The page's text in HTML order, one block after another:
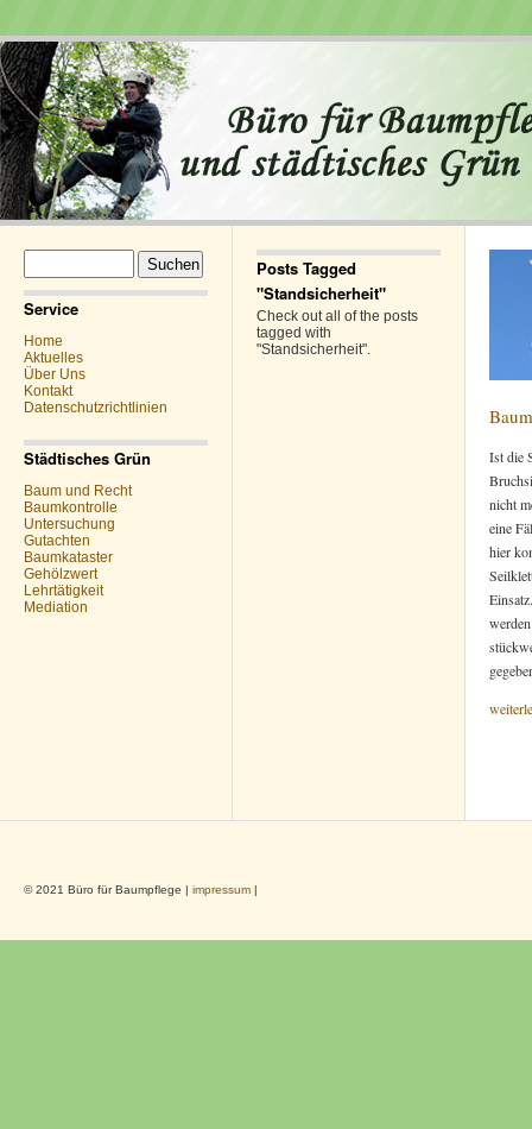
nach:
Service
Home
Aktuelles
Über Uns
Kontakt
Datenschutzrichtlinien
Städtisches Grün
Baum und Recht
Baumkontrolle
Untersuchung
Gutachten
Baumkataster
Gehölzwert
Lehrtätigkeit
Mediation
Posts Tagged
"Standsicherheit"
Check out all of the posts
tagged with
"Standsicherheit".
Ist die
nicht
eine
hier
© 2021 Büro für Baumpflege | impressum |